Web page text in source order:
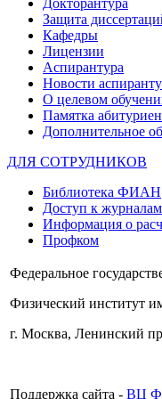
Защита
Кафедры
Лицензии
Аспирантура
Новости
О целевом
Памятка
Дополнительное
ДЛЯ СОТРУДНИКОВ
Библиотека ФИАН
Доступ к журналам
Информация о
Профком
Федеральное
Физический институт
г. Москва, Ленинский
Поддержка сайта - ВЦ